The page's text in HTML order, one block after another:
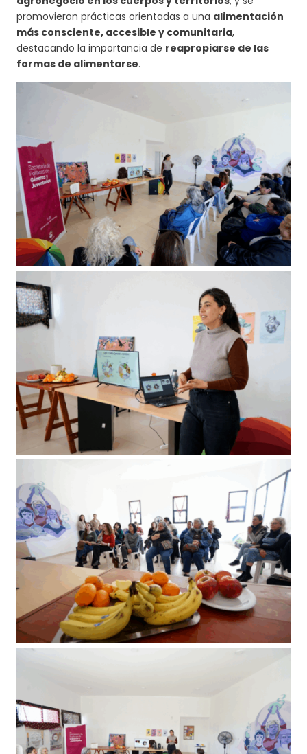
promovieron prácticas orientadas a una alimentación
más consciente, accesible y comunitaria,
destacando la importancia de reapropiarse de las
formas de alimentarse.